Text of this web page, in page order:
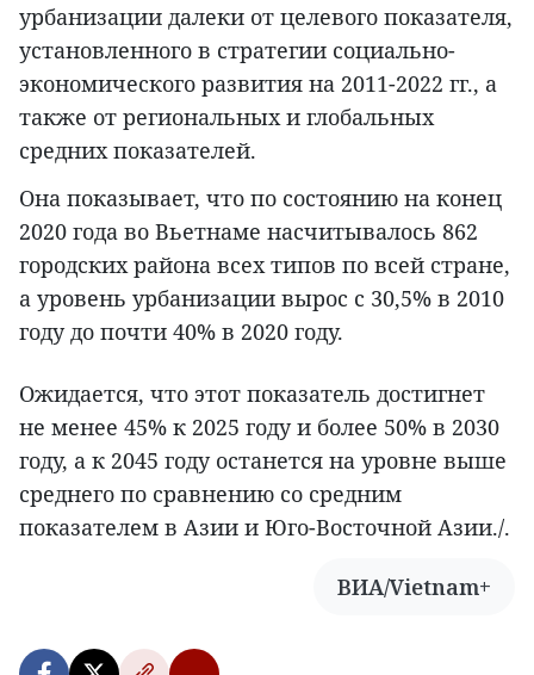
урбанизации далеки от целевого показателя,
установленного в стратегии социально-
экономического развития на 2011-2022 гг., а
также от региональных и глобальных
средних показателей.
Она показывает, что по состоянию на конец
2020 года во Вьетнаме насчитывалось 862
городских района всех типов по всей стране,
а уровень урбанизации вырос с 30,5% в 2010
году до почти 40% в 2020 году.
Ожидается, что этот показатель достигнет
не менее 45% к 2025 году и более 50% в 2030
году, а к 2045 году останется на уровне выше
среднего по сравнению со средним
показателем в Азии и Юго-Восточной Азии./.
ВИА/Vietnam+